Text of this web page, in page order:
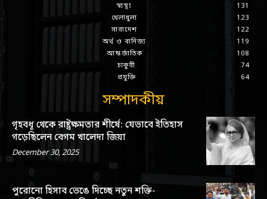
স্বাস্থ্য
131
খেলাধুলা
123
সারাদেশ
122
অর্থ ও বানিজ্য
119
আন্তর্জাতিক
108
চাকুরী
74
প্রযুক্তি
64
সম্পাদকীয়
গৃহবধূ থেকে রাষ্ট্রক্ষমতার শীর্ষে: যেভাবে ইতিহাস
গড়েছিলেন বেগম খালেদা জিয়া
December 30, 2025
পুরোনো হিসাব ভেঙে দিচ্ছে নতুন শক্তি-